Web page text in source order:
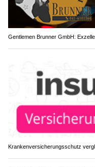
Gentlemen Brunner GmbH:
Krankenversicherungsschutz